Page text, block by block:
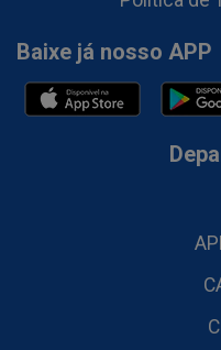
Baixe já nosso APP